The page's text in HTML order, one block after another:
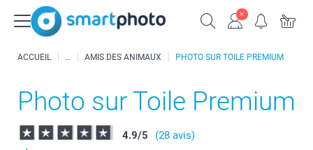
ACCUEIL AMIS DES ANIMAUX PHOTO SUR TOILE PREMIUM
Photo sur Toile Premium
4.9/5 (28 avis)